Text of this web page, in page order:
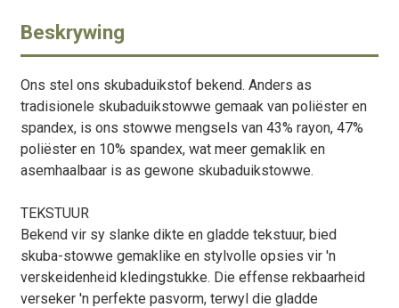
Beskrywing
Ons stel ons skubaduikstof bekend. Anders as
tradisionele skubaduikstowwe gemaak van poliëster en
spandex, is ons stowwe mengsels van 43% rayon, 47%
poliëster en 10% spandex, wat meer gemaklik en
asemhaalbaar is as gewone skubaduikstowwe.
TEKSTUUR
Bekend vir sy slanke dikte en gladde tekstuur, bied
skuba-stowwe gemaklike en stylvolle opsies vir 'n
verskeidenheid kledingstukke. Die effense rekbaarheid
verseker 'n perfekte pasvorm, terwyl die gladde